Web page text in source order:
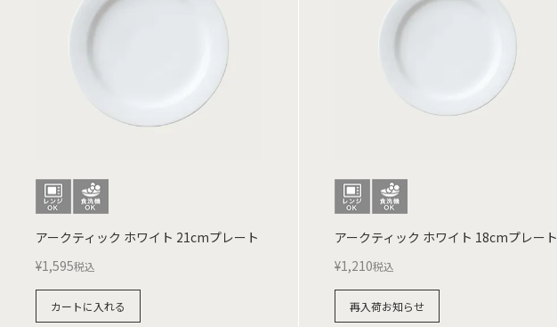
アークティック ホワイト 21cmプレート
¥1,595税込
カートに入れる
アークティック ホワイト 18cmプレート
¥1,210税込
再入荷お知らせ